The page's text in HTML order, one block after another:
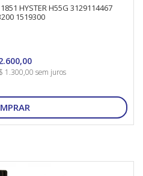
HYSTER H55G 3129114467
1519300
1.300,00 sem juros